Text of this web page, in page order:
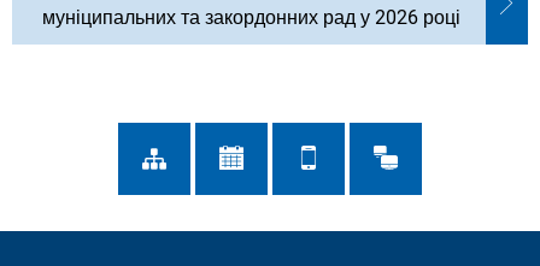
муніципальних та закордонних рад у 2026 році